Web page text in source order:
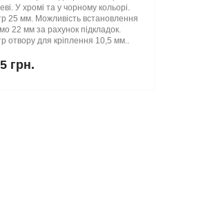
У хромі та у чорному кольорі.
25 мм. Можливість встановлення
22 мм за рахунок підкладок.
отвору для кріплення 10,5 мм..
грн.